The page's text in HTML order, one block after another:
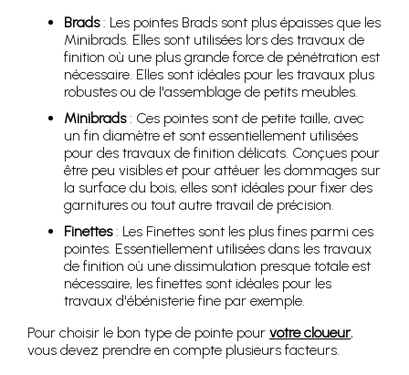
Brads: Les pointes Brads sont plus épaisses que les
Minibrads. Elles sont utilisées lors des travaux de
finition où une plus grande force de pénétration est
nécessaire. Elles sont idéales pour les travaux plus
robustes ou de l'assemblage de petits meubles.
Minibrads: Ces pointes sont de petite taille, avec
un fin diamètre et sont essentiellement utilisées
pour des travaux de finition délicats. Conçues pour
être peu visibles et pour attéuer les dommages sur
la surface du bois, elles sont idéales pour fixer des
garnitures ou tout autre travail de précision.
Finettes: Les Finettes sont les plus fines parmi ces
pointes. Essentiellement utilisées dans les travaux
de finition où une dissimulation presque totale est
nécessaire, les finettes sont idéales pour les
travaux d'ébénisterie fine par exemple.
Pour choisir le bon type de pointe pour votre cloueur,
vous devez prendre en compte plusieurs facteurs.